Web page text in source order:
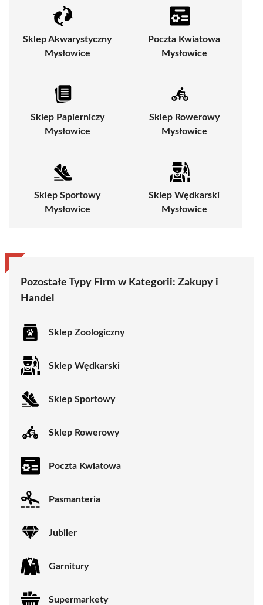
Sklep Akwarystyczny
Mysłowice
Poczta Kwiatowa
Mysłowice
Sklep Papierniczy
Mysłowice
Sklep Rowerowy
Mysłowice
Sklep Sportowy
Mysłowice
Sklep Wędkarski
Mysłowice
Pozostałe Typy Firm w Kategorii: Zakupy i
Handel
Sklep Zoologiczny
Sklep Wędkarski
Sklep Sportowy
Sklep Rowerowy
Poczta Kwiatowa
Pasmanteria
Jubiler
Garnitury
Supermarkety